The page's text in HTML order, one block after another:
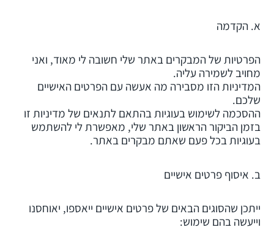
א. הקדמה
הפרטיות של המבקרים באתר שלי חשובה לי מאוד, ואני
מחויב לשמירה עליה.
המדיניות הזו מסבירה מה אעשה עם הפרטים האישיים
שלכם.
ההסכמה לשימוש בעוגיות בהתאם לתנאים של מדיניות זו
בזמן הביקור הראשון באתר שלי, מאפשרת לי להשתמש
בעוגיות בכל פעם שאתם מבקרים באתר.
ב. איסוף פרטים אישיים
ייתכן שהסוגים הבאים של פרטים אישיים ייאספו, יאוחסנו
וייעשה בהם שימוש: